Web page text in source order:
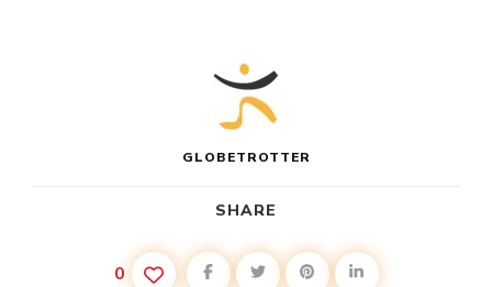
GLOBETROTTER
SHARE
0